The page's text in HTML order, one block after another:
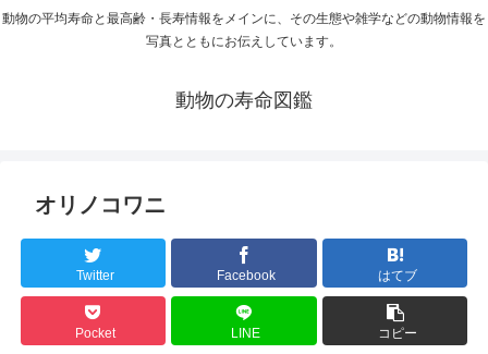
動物の平均寿命と最高齢・長寿情報をメインに、その生態や雑学などの動物情報を
写真とともにお伝えしています。
動物の寿命図鑑
オリノコワニ
Twitter Facebook はてブ
Pocket LINE コピー